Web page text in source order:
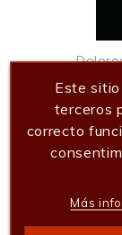
Este
terceros
correcto
Más